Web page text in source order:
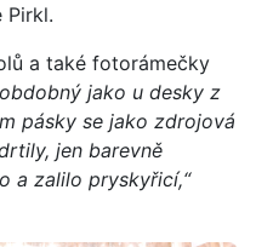
a také fotorámečky
jako u desky z
pásky se jako zdrojová
jen barevně
a zalilo pryskyřicí,“